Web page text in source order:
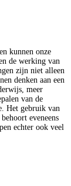
kunnen onze
de werking van
zijn niet alleen
denken aan een
meer
van de
Het gebruik van
eveneens
echter ook veel
(recht op
(veiligheid)
De beoogde
technologieën is
is om een
in
een focus op